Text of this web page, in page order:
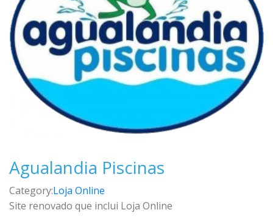
Agualandia Piscinas
Category:Loja Online
Site renovado que inclui Loja Online